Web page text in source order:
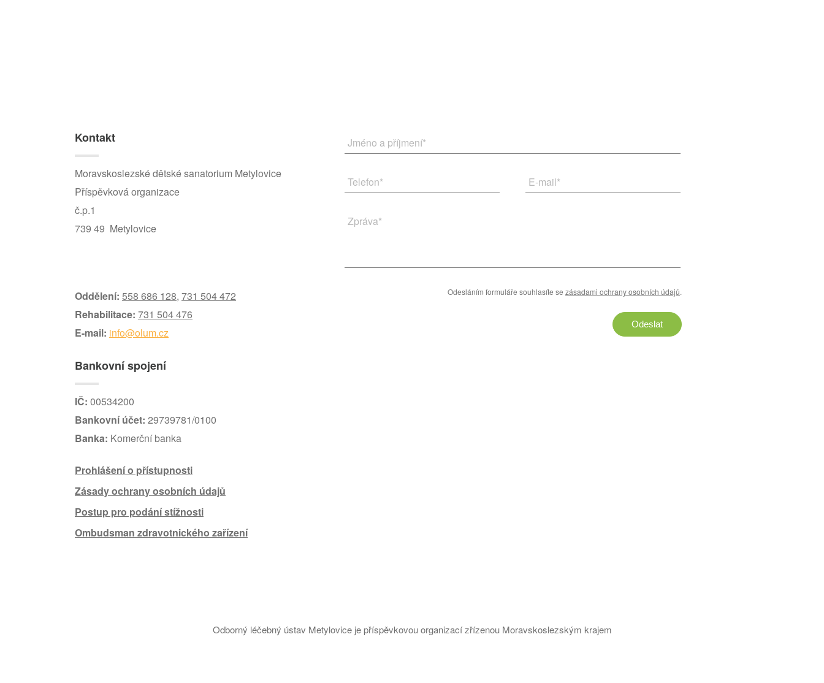
Kontakt
Moravskoslezské dětské sanatorium Metylovice
Příspěvková organizace
č.p.1
739 49 Metylovice
Oddělení: 558 686 128, 731 504 472
Rehabilitace: 731 504 476
E-mail: info@olum.cz
Bankovní spojení
IČ: 00534200
Bankovní účet: 29739781/0100
Banka: Komerční banka
Prohlášení o přístupnosti
Zásady ochrany osobních údajů
Postup pro podání stížnosti
Ombudsman zdravotnického zařízení
Jméno a příjmení*
Telefon* E-mail*
Zpráva*
Odesláním formuláře souhlasíte se zásadami ochrany osobních údajů.
Odeslat
Odborný léčebný ústav Metylovice je příspěvkovou organizací zřízenou Moravskoslezským krajem